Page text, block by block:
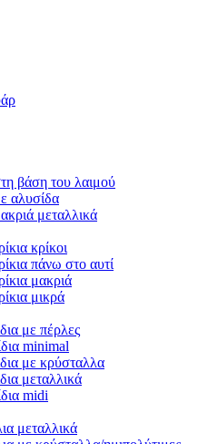
βάση του λαιμού
αλυσίδα
μεταλλικά
κρίκοι
πάνω στο αυτί
μακριά
μικρά
με πέρλες
minimal
με κρύσταλλα
μεταλλικά
midi
μεταλλικά